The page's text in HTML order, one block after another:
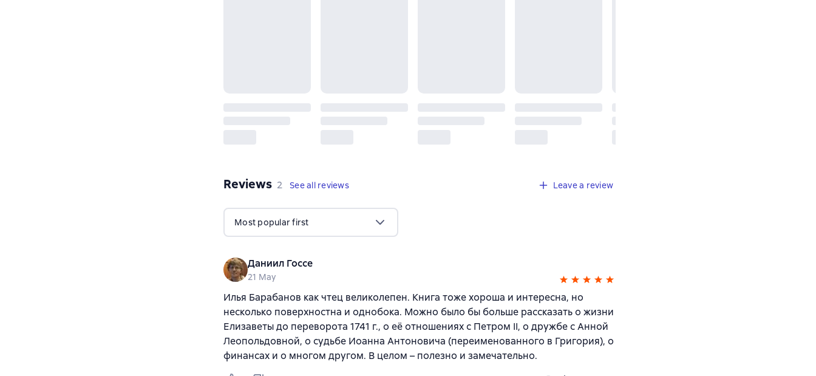
Reviews 2 reviews
2 See all reviews Leave a review
Most popular first
Даниил Госсе
21 May
Илья Барабанов как чтец великолепен. Книга тоже хороша и интересна, но
несколько поверхностна и однобока. Можно было бы больше рассказать о жизни
Елизаветы до переворота 1741 г., о её отношениях с Петром II, о дружбе с Анной
Леопольдовной, о судьбе Иоанна Антоновича (переименованного в Григория), о
финансах и о многом другом. В целом – полезно и замечательно.